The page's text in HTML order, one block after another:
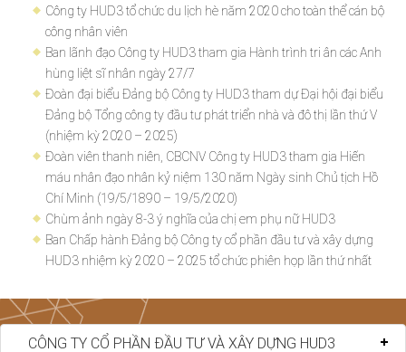
Công ty HUD3 tổ chức du lịch hè năm 2020 cho toàn thể cán bộ
công nhân viên
Ban lãnh đạo Công ty HUD3 tham gia Hành trình tri ân các Anh
hùng liệt sĩ nhân ngày 27/7
Đoàn đại biểu Đảng bộ Công ty HUD3 tham dự Đại hội đại biểu
Đảng bộ Tổng công ty đầu tư phát triển nhà và đô thị lần thứ V
(nhiệm kỳ 2020 – 2025)
Đoàn viên thanh niên, CBCNV Công ty HUD3 tham gia Hiến
máu nhân đạo nhân kỷ niệm 130 năm Ngày sinh Chủ tịch Hồ
Chí Minh (19/5/1890 – 19/5/2020)
Chùm ảnh ngày 8-3 ý nghĩa của chị em phụ nữ HUD3
Ban Chấp hành Đảng bộ Công ty cổ phần đầu tư và xây dựng
HUD3 nhiệm kỳ 2020 – 2025 tổ chức phiên họp lần thứ nhất
CÔNG TY CỔ PHẦN ĐẦU TƯ VÀ XÂY DỰNG HUD3